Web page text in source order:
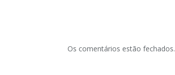
Os comentários estão fechados.